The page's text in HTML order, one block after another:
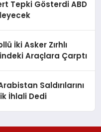
Tepki Gösterdi ABD
İki Asker Zırhlı
Araçlara Çarptı
Saldırılarını
İhlali Dedi